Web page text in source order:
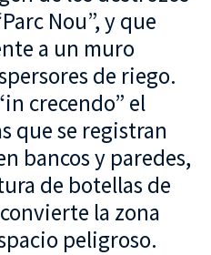
Nou”, y que
a un muro
de riego.
crecendo” el
que se registran
bancos y paredes,
de botellas de
la zona
peligroso.